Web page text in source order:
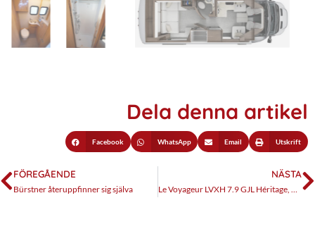
Dela denna artikel
Facebook WhatsApp Email Utskrift
FÖREGÅENDE
Bürstner återuppfinner sig själva
NÄSTA
Le Voyageur LVXH 7.9 GJL Héritage, byggd för lyxig fricamping